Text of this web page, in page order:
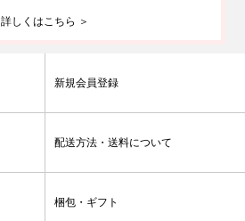
詳しくはこちら ＞
新規会員登録
配送方法・送料について
梱包・ギフト